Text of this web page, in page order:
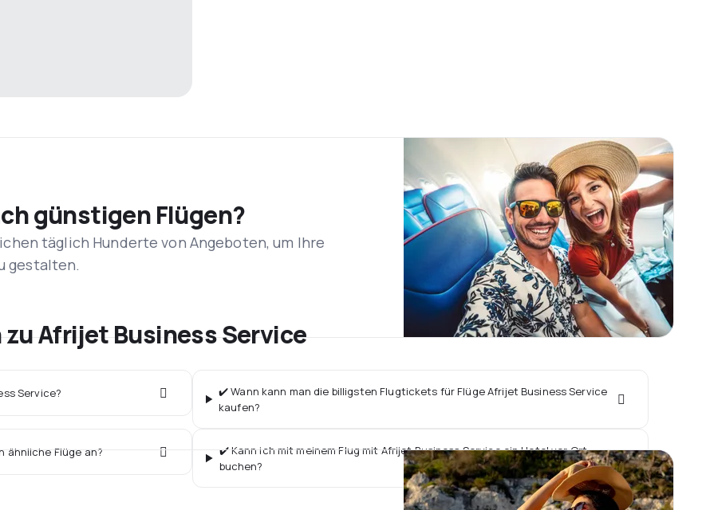
günstigen Flügen?
täglich Hunderte von Angeboten, um Ihre
gestalten.
Afrijet Business Service
Service?
✔️ Wann kann man die billigsten Flugtickets für Flüge Afrijet Business Service
kaufen?
ähnliche Flüge an?
✔️ Kann ich mit meinem Flug mit Afrijet Business Service ein Hotel vor Ort
buchen?